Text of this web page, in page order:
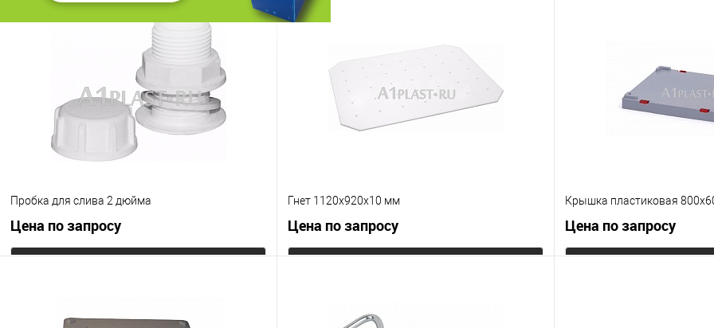
К сравнению
Под заказ
В избранное
Под заказ
Пробка для слива 2 дюйма
Цена по запросу
Купить в 1 клик
Гнет 1120х920х10 мм
Цена по запросу
Купить в 1 клик
Крышка пластиковая
Цена по запросу